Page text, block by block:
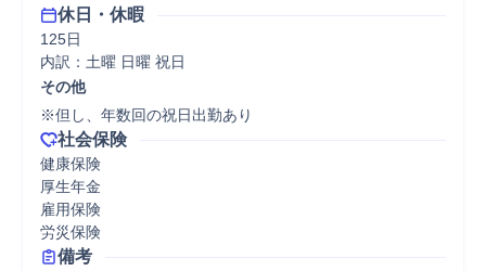
休日・休暇
125日
内訳：土曜 日曜 祝日
その他
※但し、年数回の祝日出勤あり
社会保険
健康保険
厚生年金
雇用保険
労災保険
備考